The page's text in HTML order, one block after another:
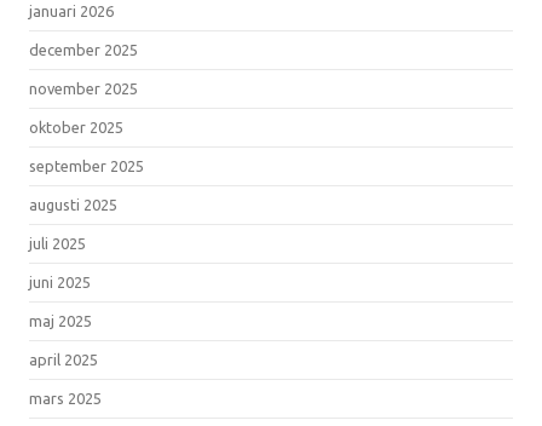
januari 2026
december 2025
november 2025
oktober 2025
september 2025
augusti 2025
juli 2025
juni 2025
maj 2025
april 2025
mars 2025